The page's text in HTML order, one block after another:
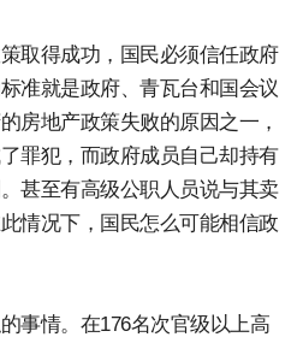
取得成功，国民必须信任政府
准就是政府、青瓦台和国会议
房地产政策失败的原因之一，
罪犯，而政府成员自己却持有
甚至有高级公职人员说与其卖
情况下，国民怎么可能相信政
事情。在176名次官级以上高